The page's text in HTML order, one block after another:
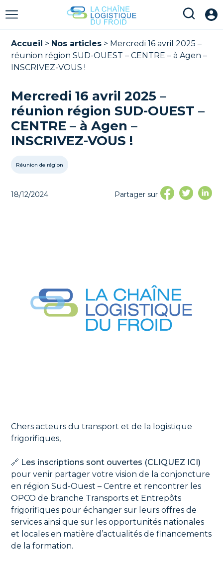
Accueil > Nos articles > Mercredi 16 avril 2025 –
réunion région SUD-OUEST – CENTRE – à Agen –
INSCRIVEZ-VOUS !
Mercredi 16 avril 2025 –
réunion région SUD-OUEST –
CENTRE – à Agen –
INSCRIVEZ-VOUS !
Réunion de région
18/12/2024 Partager sur
Chers acteurs du transport et de la logistique
frigorifiques,
🔗 Les inscriptions sont ouvertes (CLIQUEZ ICI)
pour venir partager votre vision de la conjoncture
en région Sud-Ouest – Centre et rencontrer les
OPCO de branche Transports et Entrepôts
frigorifiques pour échanger sur leurs offres de
services ainsi que sur les opportunités nationales
et locales en matière d’actualités de financements
de la formation.